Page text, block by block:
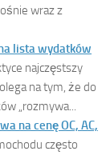
wraz z
lista wydatków
najczęstszy
na tym, że do
„rozmywa...
na cenę OC, AC,
często